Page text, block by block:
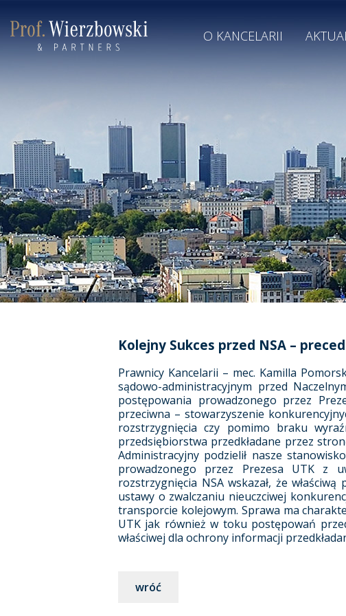
O KANCELARII
Kolejny Sukces przed NSA –
Prawnicy Kancelarii – mec. Kamilla
sądowo-administracyjnym przed
postępowania prowadzonego przez
przeciwna – stowarzyszenie
rozstrzygnięcia czy pomimo braku
przedsiębiorstwa przedkładane przez
Administracyjny podzielił nasze
prowadzonego przez Prezesa UTK z
rozstrzygnięcia NSA wskazał, że
ustawy o zwalczaniu nieuczciwej
transporcie kolejowym. Sprawa ma
UTK jak również w toku postępowań
właściwej dla ochrony informacji
wróć